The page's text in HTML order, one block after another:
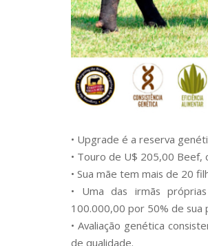
• Upgrade é a reserva
• Touro de U$ 205,00
• Sua mãe tem mais de 20
• Uma das irmãs
100.000,00 por 50% de sua
• Avaliação genética
de qualidade.